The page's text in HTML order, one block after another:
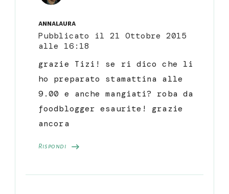
annalaura
Pubblicato il 21 Ottobre 2015
alle 16:18
Rispondi
grazie Tizi! se ri dico che li
ho preparato stamattina alle
9.00 e anche mangiati? roba da
foodblogger esaurite! grazie
ancora